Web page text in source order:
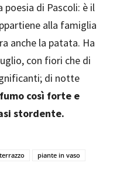
poesia di Pascoli: è il
alla famiglia
anche la patata. Ha
con fiori che di
di notte
così forte e
stordente.
piante in vaso